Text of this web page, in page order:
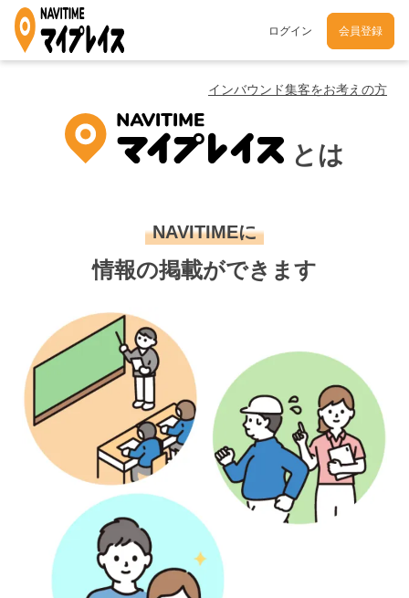
ログイン 会員登録
インバウンド集客をお考えの方
とは
NAVITIMEに
情報の掲載ができます